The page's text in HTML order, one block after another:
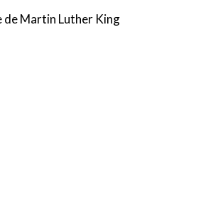
de Martin Luther King